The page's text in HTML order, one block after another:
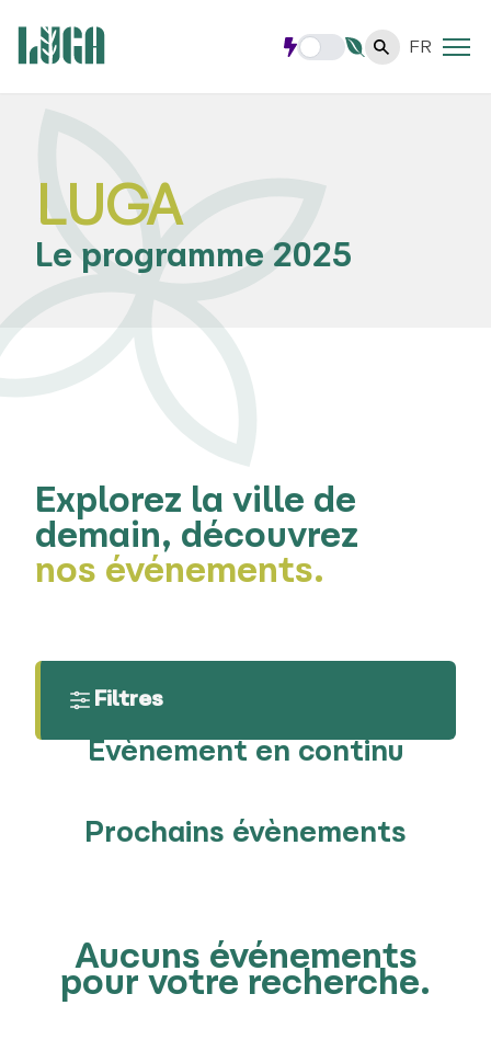
FR
LUGA
Le programme 2025
Explorez la ville de
demain, découvrez
nos événements.
Filtres
Evènement en continu
Prochains évènements
Aucuns événements
pour votre recherche.